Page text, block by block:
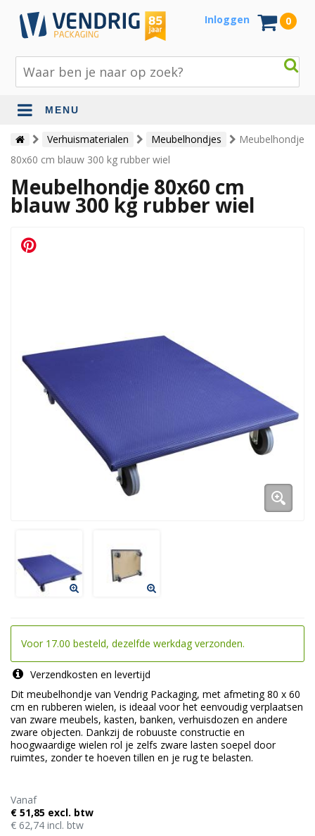
Inloggen 0
MENU
Beschermingsmateriaal
Bouw- en tuinmaterialen
Inpak - en verzendmaterialen
Papier en karton
Bedrukte verpakkingen
Verhuismaterialen Meubelhondjes
Meubelhondje
80x60 cm blauw 300 kg rubber wiel
Meubelhondje 80x60 cm
blauw 300 kg rubber wiel
Voor 17.00 besteld, dezelfde werkdag verzonden.
Verzendkosten en levertijd
Dit meubelhondje van Vendrig Packaging, met afmeting 80 x 60
cm en rubberen wielen, is ideaal voor het eenvoudig verplaatsen
van zware meubels, kasten, banken, verhuisdozen en andere
zware objecten. Dankzij de robuuste constructie en
hoogwaardige wielen rol je zelfs zware lasten soepel door
ruimtes, zonder te hoeven tillen en je rug te belasten.
Vanaf
€ 51,85 excl. btw
€ 62,74 incl. btw